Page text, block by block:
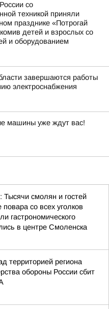
со
техникой приняли
празднике «Потрогай
детей и взрослых со
и оборудованием
завершаются работы
электроснабжения
машины уже ждут вас!
Тысячи смолян и гостей
со всех уголков
гастрономического
в центре Смоленска
территорией региона
обороны России сбит